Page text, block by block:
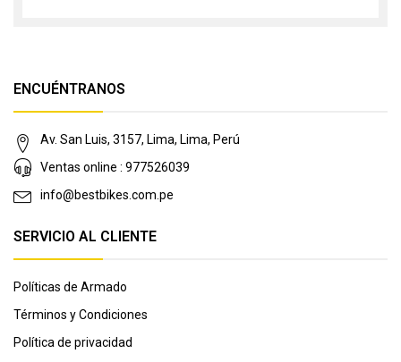
ENCUÉNTRANOS
Av. San Luis, 3157, Lima, Lima, Perú
Ventas online : 977526039
info@bestbikes.com.pe
SERVICIO AL CLIENTE
Políticas de Armado
Términos y Condiciones
Política de privacidad